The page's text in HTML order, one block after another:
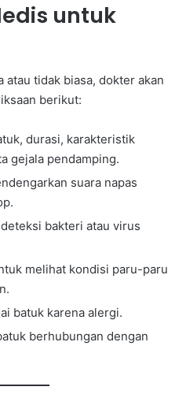
untuk
tidak biasa, dokter akan
berikut:
durasi, karakteristik
gejala pendamping.
suara napas
bakteri atau virus
melihat kondisi paru-paru
batuk karena alergi.
berhubungan dengan